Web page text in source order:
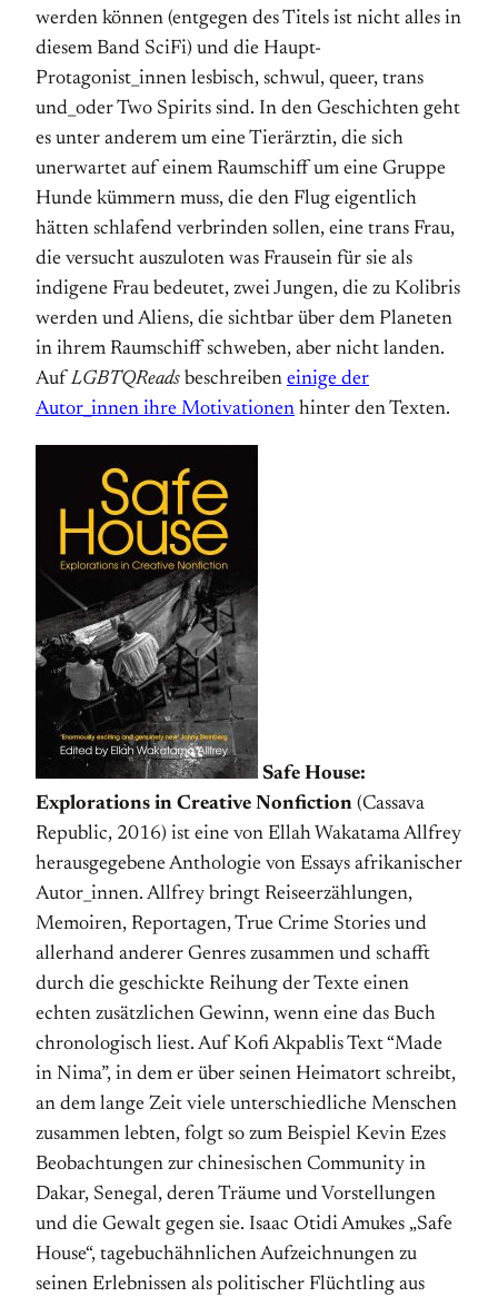
werden können (entgegen des Titels ist nicht alles in
diesem Band SciFi) und die Haupt-
Protagonist_innen lesbisch, schwul, queer, trans
und_oder Two Spirits sind. In den Geschichten geht
es unter anderem um eine Tierärztin, die sich
unerwartet auf einem Raumschiff um eine Gruppe
Hunde kümmern muss, die den Flug eigentlich
hätten schlafend verbrinden sollen, eine trans Frau,
die versucht auszuloten was Frausein für sie als
indigene Frau bedeutet, zwei Jungen, die zu Kolibris
werden und Aliens, die sichtbar über dem Planeten
in ihrem Raumschiff schweben, aber nicht landen.
Auf LGBTQReads beschreiben einige der
Autor_innen ihre Motivationen hinter den Texten.
Safe House:
Explorations in Creative Nonfiction (Cassava
Republic, 2016) ist eine von Ellah Wakatama Allfrey
herausgegebene Anthologie von Essays afrikanischer
Autor_innen. Allfrey bringt Reiseerzählungen,
Memoiren, Reportagen, True Crime Stories und
allerhand anderer Genres zusammen und schafft
durch die geschickte Reihung der Texte einen
echten zusätzlichen Gewinn, wenn eine das Buch
chronologisch liest. Auf Kofi Akpablis Text “Made
in Nima”, in dem er über seinen Heimatort schreibt,
an dem lange Zeit viele unterschiedliche Menschen
zusammen lebten, folgt so zum Beispiel Kevin Ezes
Beobachtungen zur chinesischen Community in
Dakar, Senegal, deren Träume und Vorstellungen
und die Gewalt gegen sie. Isaac Otidi Amukes „Safe
House“, tagebuchähnlichen Aufzeichnungen zu
seinen Erlebnissen als politischer Flüchtling aus